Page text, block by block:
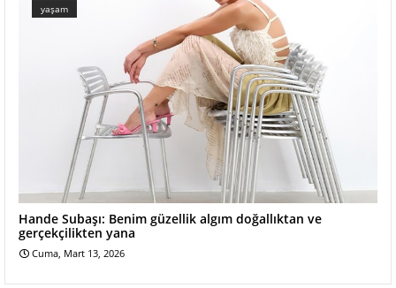
yaşam
Hande Subaşı: Benim güzellik algım doğallıktan ve
gerçekçilikten yana
Cuma, Mart 13, 2026